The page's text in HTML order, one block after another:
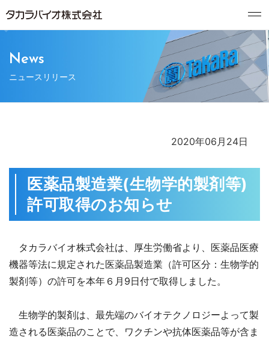
News
ニュースリリース
2020年06月24日
医薬品製造業(生物学的製剤等)
許可取得のお知らせ
タカラバイオ株式会社は、厚生労働省より、医薬品医療
機器等法に規定された医薬品製造業（許可区分：生物学的
製剤等）の許可を本年６月9日付で取得しました。
生物学的製剤は、最先端のバイオテクノロジーよって製
造される医薬品のことで、ワクチンや抗体医薬品等が含ま